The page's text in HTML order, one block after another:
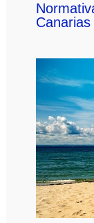
Canarias